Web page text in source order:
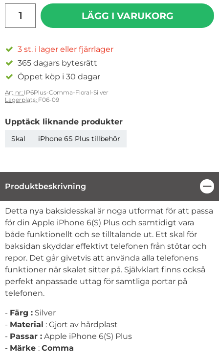
LÄGG I VARUKORG
3 st. i lager eller fjärrlager
365 dagars bytesrätt
Öppet köp i 30 dagar
Art nr: IP6Plus-Comma-Floral-Silver
Lagerplats: F06-09
Upptäck liknande produkter
Skal iPhone 6S Plus tillbehör
Produktbeskrivning
Produktbeskrivning
Detta nya baksidesskal är noga utformat för att passa
för din Apple iPhone 6(S) Plus och samtidigt vara
både funktionellt och se tilltalande ut. Ett skal för
baksidan skyddar effektivt telefonen från stötar och
repor. Det går givetvis att använda alla telefonens
funktioner när skalet sitter på. Självklart finns också
perfekt anpassade uttag för samtliga portar på
telefonen.
- Färg : Silver
- Material : Gjort av hårdplast
- Passar : Apple iPhone 6(S) Plus
- Märke : Comma